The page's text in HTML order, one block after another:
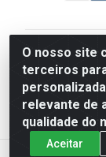
O nosso site
terceiros
relevante de
qualidade do
Aceitar
Atacadao
Distribuicao
Industrial